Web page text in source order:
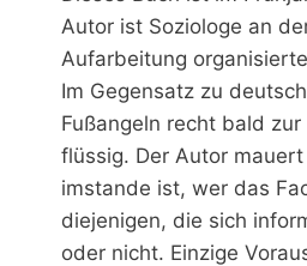
Autor ist Soziologe an
Aufarbeitung
Im Gegensatz zu
Fußangeln recht bald
flüssig. Der Autor
imstande ist, wer das
diejenigen, die sich
oder nicht. Einzige